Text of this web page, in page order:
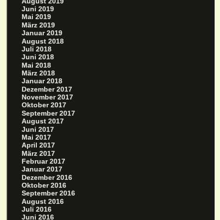
Juni 2019
Mai 2019
März 2019
Januar 2019
August 2018
Juli 2018
Juni 2018
Mai 2018
März 2018
Januar 2018
Dezember 2017
November 2017
Oktober 2017
September 2017
August 2017
Juni 2017
Mai 2017
April 2017
März 2017
Februar 2017
Januar 2017
Dezember 2016
Oktober 2016
September 2016
August 2016
Juli 2016
Juni 2016